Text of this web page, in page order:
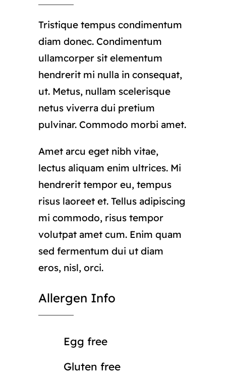
Tristique tempus condimentum
diam donec. Condimentum
ullamcorper sit elementum
hendrerit mi nulla in consequat,
ut. Metus, nullam scelerisque
netus viverra dui pretium
pulvinar. Commodo morbi amet.
Amet arcu eget nibh vitae,
lectus aliquam enim ultrices. Mi
hendrerit tempor eu, tempus
risus laoreet et. Tellus adipiscing
mi commodo, risus tempor
volutpat amet cum. Enim quam
sed fermentum dui ut diam
eros, nisl, orci.
Allergen Info
Egg free
Gluten free